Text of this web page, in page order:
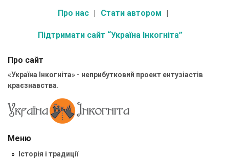
Про нас Стати автором
Підтримати сайт “Україна Інкогніта”
Про сайт
«Україна Інкогніта» - неприбутковий проект ентузіастів
краєзнавства.
Меню
Історія і традиції